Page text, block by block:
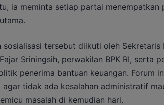
ia meminta setiap partai menempatkan
sosialisasi tersebut diikuti oleh Sekretaris
Sriningsih, perwakilan BPK RI, serta
penerima bantuan keuangan. Forum
agar tidak ada kesalahan administratif
masalah di kemudian hari.